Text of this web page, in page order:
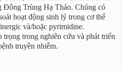
Đông Trùng Hạ Thảo. Chúng có
hoạt động sinh lý trong cơ thể
và/hoặc pyrimidine.
trọng trong nghiên cứu và phát triển
truyền nhiễm.